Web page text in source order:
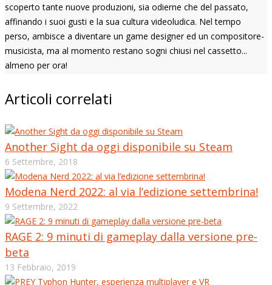
scoperto tante nuove produzioni, sia odierne che del passato,
affinando i suoi gusti e la sua cultura videoludica. Nel tempo
perso, ambisce a diventare un game designer ed un compositore-
musicista, ma al momento restano sogni chiusi nel cassetto...
almeno per ora!
Articoli correlati
Another Sight da oggi disponibile su Steam
6 Settembre, 2018
Modena Nerd 2022: al via l’edizione settembrina!
9 Settembre, 2022
RAGE 2: 9 minuti di gameplay dalla versione pre-
beta
13 Febbraio, 2019